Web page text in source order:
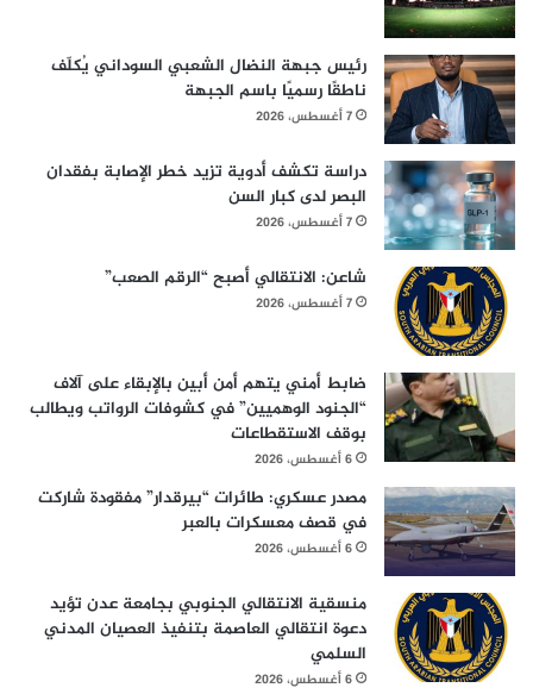
رئيس جبهة النضال الشعبي السوداني يُكلّف
ناطقًا رسميًا باسم الجبهة
7 أغسطس، 2026
دراسة تكشف أدوية تزيد خطر الإصابة بفقدان
البصر لدى كبار السن
7 أغسطس، 2026
شاعن: الانتقالي أصبح “الرقم الصعب”
7 أغسطس، 2026
ضابط أمني يتهم أمن أبين بالإبقاء على آلاف
“الجنود الوهميين” في كشوفات الرواتب ويطالب
بوقف الاستقطاعات
6 أغسطس، 2026
مصدر عسكري: طائرات “بيرقدار” مفقودة شاركت
في قصف معسكرات بالعبر
6 أغسطس، 2026
منسقية الانتقالي الجنوبي بجامعة عدن تؤيد
دعوة انتقالي العاصمة بتنفيذ العصيان المدني
السلمي
6 أغسطس، 2026